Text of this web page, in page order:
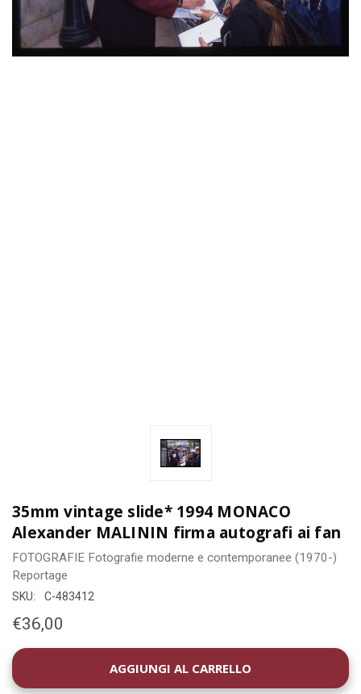
35mm vintage slide* 1994 MONACO
Alexander MALININ firma autografi ai fan
FOTOGRAFIE Fotografie moderne e contemporanee (1970-)
Reportage
SKU: C-483412
€36,00
DISPONIBILITÀ
ATTUALE: